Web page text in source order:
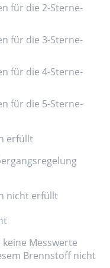
für die 2-Sterne-
für die 3-Sterne-
für die 4-Sterne-
für die 5-Sterne-
erfüllt
nicht erfüllt
Messwerte
Brennstoff nicht